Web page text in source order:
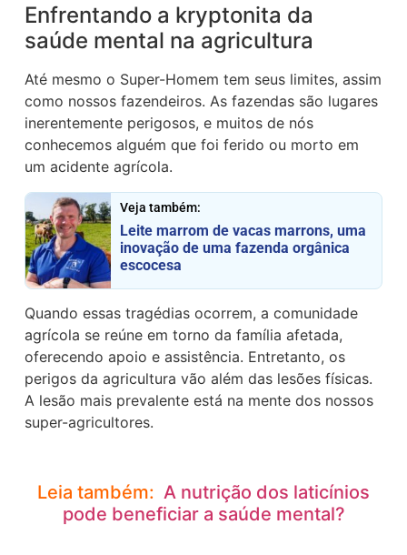
Enfrentando a kryptonita da
saúde mental na agricultura
Até mesmo o Super-Homem tem seus limites, assim
como nossos fazendeiros. As fazendas são lugares
inerentemente perigosos, e muitos de nós
conhecemos alguém que foi ferido ou morto em
um acidente agrícola.
Veja também:
Leite marrom de vacas marrons, uma
inovação de uma fazenda orgânica
escocesa
Quando essas tragédias ocorrem, a comunidade
agrícola se reúne em torno da família afetada,
oferecendo apoio e assistência. Entretanto, os
perigos da agricultura vão além das lesões físicas.
A lesão mais prevalente está na mente dos nossos
super-agricultores.
Leia também: A nutrição dos laticínios
pode beneficiar a saúde mental?